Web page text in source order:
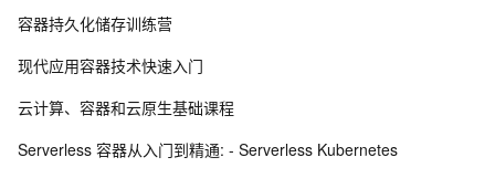
10在阿里云容器服务上开发基于Docker的Spring Cloud
容器持久化储存训练营
现代应用容器技术快速入门
云计算、容器和云原生基础课程
Serverless 容器从入门到精通: - Serverless Kubernetes